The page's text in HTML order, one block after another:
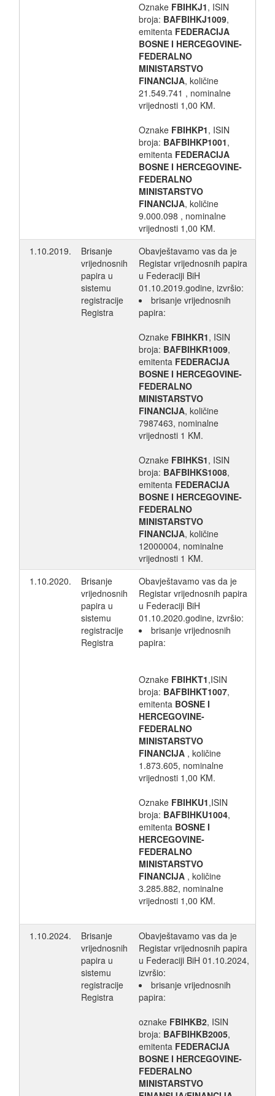
Oznake FBIHKJ1, ISIN
broja: BAFBIHKJ1009,
emitenta FEDERACIJA
BOSNE I HERCEGOVINE-
FEDERALNO
MINISTARSTVO
FINANCIJA, količine
21.549.741 , nominalne
vrijednosti 1,00 KM.
Oznake FBIHKP1, ISIN
broja: BAFBIHKP1001,
emitenta FEDERACIJA
BOSNE I HERCEGOVINE-
FEDERALNO
MINISTARSTVO
FINANCIJA, količine
9.000.098 , nominalne
vrijednosti 1,00 KM.
1.10.2019.
Brisanje
vrijednosnih
papira u
sistemu
registracije
Registra
Obavještavamo vas da je
Registar vrijednosnih papira
u Federaciji BiH
01.10.2019.godine, izvršio:
brisanje vrijednosnih
papira:
Oznake FBIHKR1, ISIN
broja: BAFBIHKR1009,
emitenta FEDERACIJA
BOSNE I HERCEGOVINE-
FEDERALNO
MINISTARSTVO
FINANCIJA, količine
7987463, nominalne
vrijednosti 1 KM.
Oznake FBIHKS1, ISIN
broja: BAFBIHKS1008,
emitenta FEDERACIJA
BOSNE I HERCEGOVINE-
FEDERALNO
MINISTARSTVO
FINANCIJA, količine
12000004, nominalne
vrijednosti 1 KM.
1.10.2020.
Brisanje
vrijednosnih
papira u
sistemu
registracije
Registra
Obavještavamo vas da je
Registar vrijednosnih papira
u Federaciji BiH
01.10.2020.godine, izvršio:
brisanje vrijednosnih
papira:
Oznake FBIHKT1,ISIN
broja: BAFBIHKT1007,
emitenta BOSNE I
HERCEGOVINE-
FEDERALNO
MINISTARSTVO
FINANCIJA , količine
1.873.605, nominalne
vrijednosti 1,00 KM.
Oznake FBIHKU1,ISIN
broja: BAFBIHKU1004,
emitenta BOSNE I
HERCEGOVINE-
FEDERALNO
MINISTARSTVO
FINANCIJA , količine
3.285.882, nominalne
vrijednosti 1,00 KM.
1.10.2024.
Brisanje
vrijednosnih
papira u
sistemu
registracije
Registra
Obavještavamo vas da je
Registar vrijednosnih papira
u Federaciji BiH 01.10.2024,
izvršio:
brisanje vrijednosnih
papira:
oznake FBIHKB2, ISIN
broja: BAFBIHKB2005,
emitenta FEDERACIJA
BOSNE I HERCEGOVINE-
FEDERALNO
MINISTARSTVO